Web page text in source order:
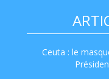
Ceuta : le